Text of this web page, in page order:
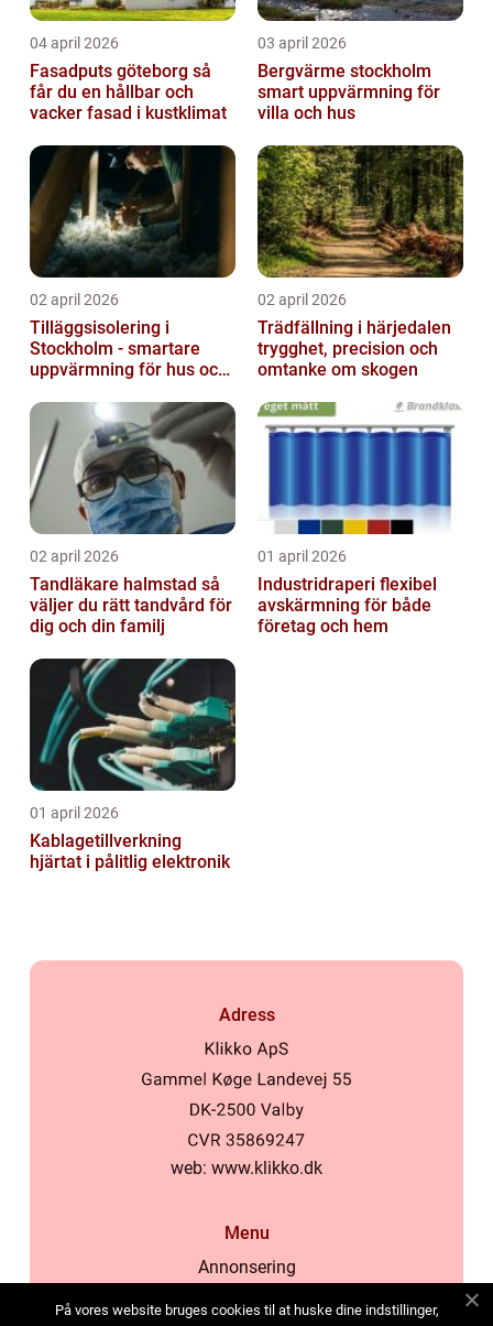
04 april 2026
Fasadputs göteborg så
får du en hållbar och
vacker fasad i kustklimat
03 april 2026
Bergvärme stockholm
smart uppvärmning för
villa och hus
02 april 2026
Tilläggsisolering i
Stockholm - smartare
uppvärmning för hus och
02 april 2026
Trädfällning i härjedalen
trygghet, precision och
omtanke om skogen
02 april 2026
Tandläkare halmstad så
väljer du rätt tandvård för
dig och din familj
01 april 2026
Industridraperi flexibel
avskärmning för både
företag och hem
01 april 2026
Kablagetillverkning
hjärtat i pålitlig elektronik
Adress
web: www.klikko.dk
Menu
Annonsering
På vores website bruges cookies til at huske dine indstillinger,